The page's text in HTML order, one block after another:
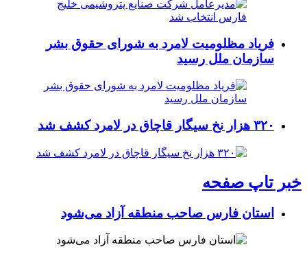
فریاد مظلومیت لامرد به شورای حقوق بشر
سازمان ملل رسید
۳۲۰ هزار نخ سیگار قاچاق در لامرد کشف شد
خبر تاپ صفحه
استان فارس صاحب منطقه آزاد می‌شود